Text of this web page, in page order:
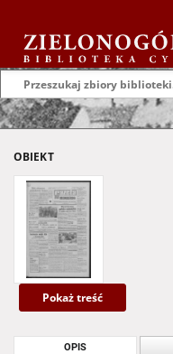
OBIEKT
Pokaż treść
OPIS